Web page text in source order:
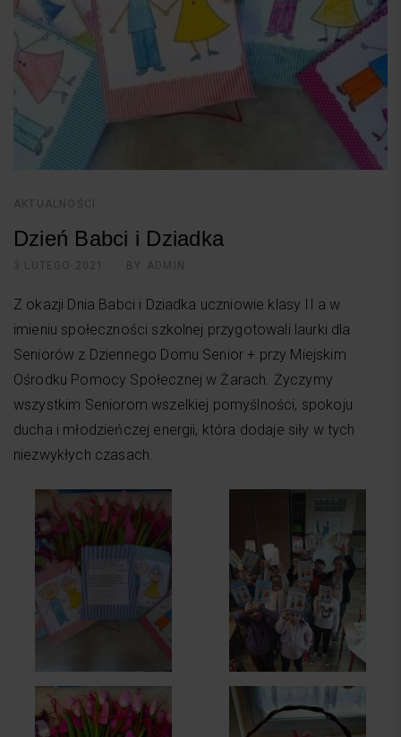
AKTUALNOŚCI
Dzień Babci i Dziadka
3 LUTEGO 2021 BY ADMIN
Z okazji Dnia Babci i Dziadka uczniowie klasy II a w
imieniu społeczności szkolnej przygotowali laurki dla
Seniorów z Dziennego Domu Senior + przy Miejskim
Ośrodku Pomocy Społecznej w Żarach. Życzymy
wszystkim Seniorom wszelkiej pomyślności, spokoju
ducha i młodzieńczej energii, która dodaje siły w tych
niezwykłych czasach.